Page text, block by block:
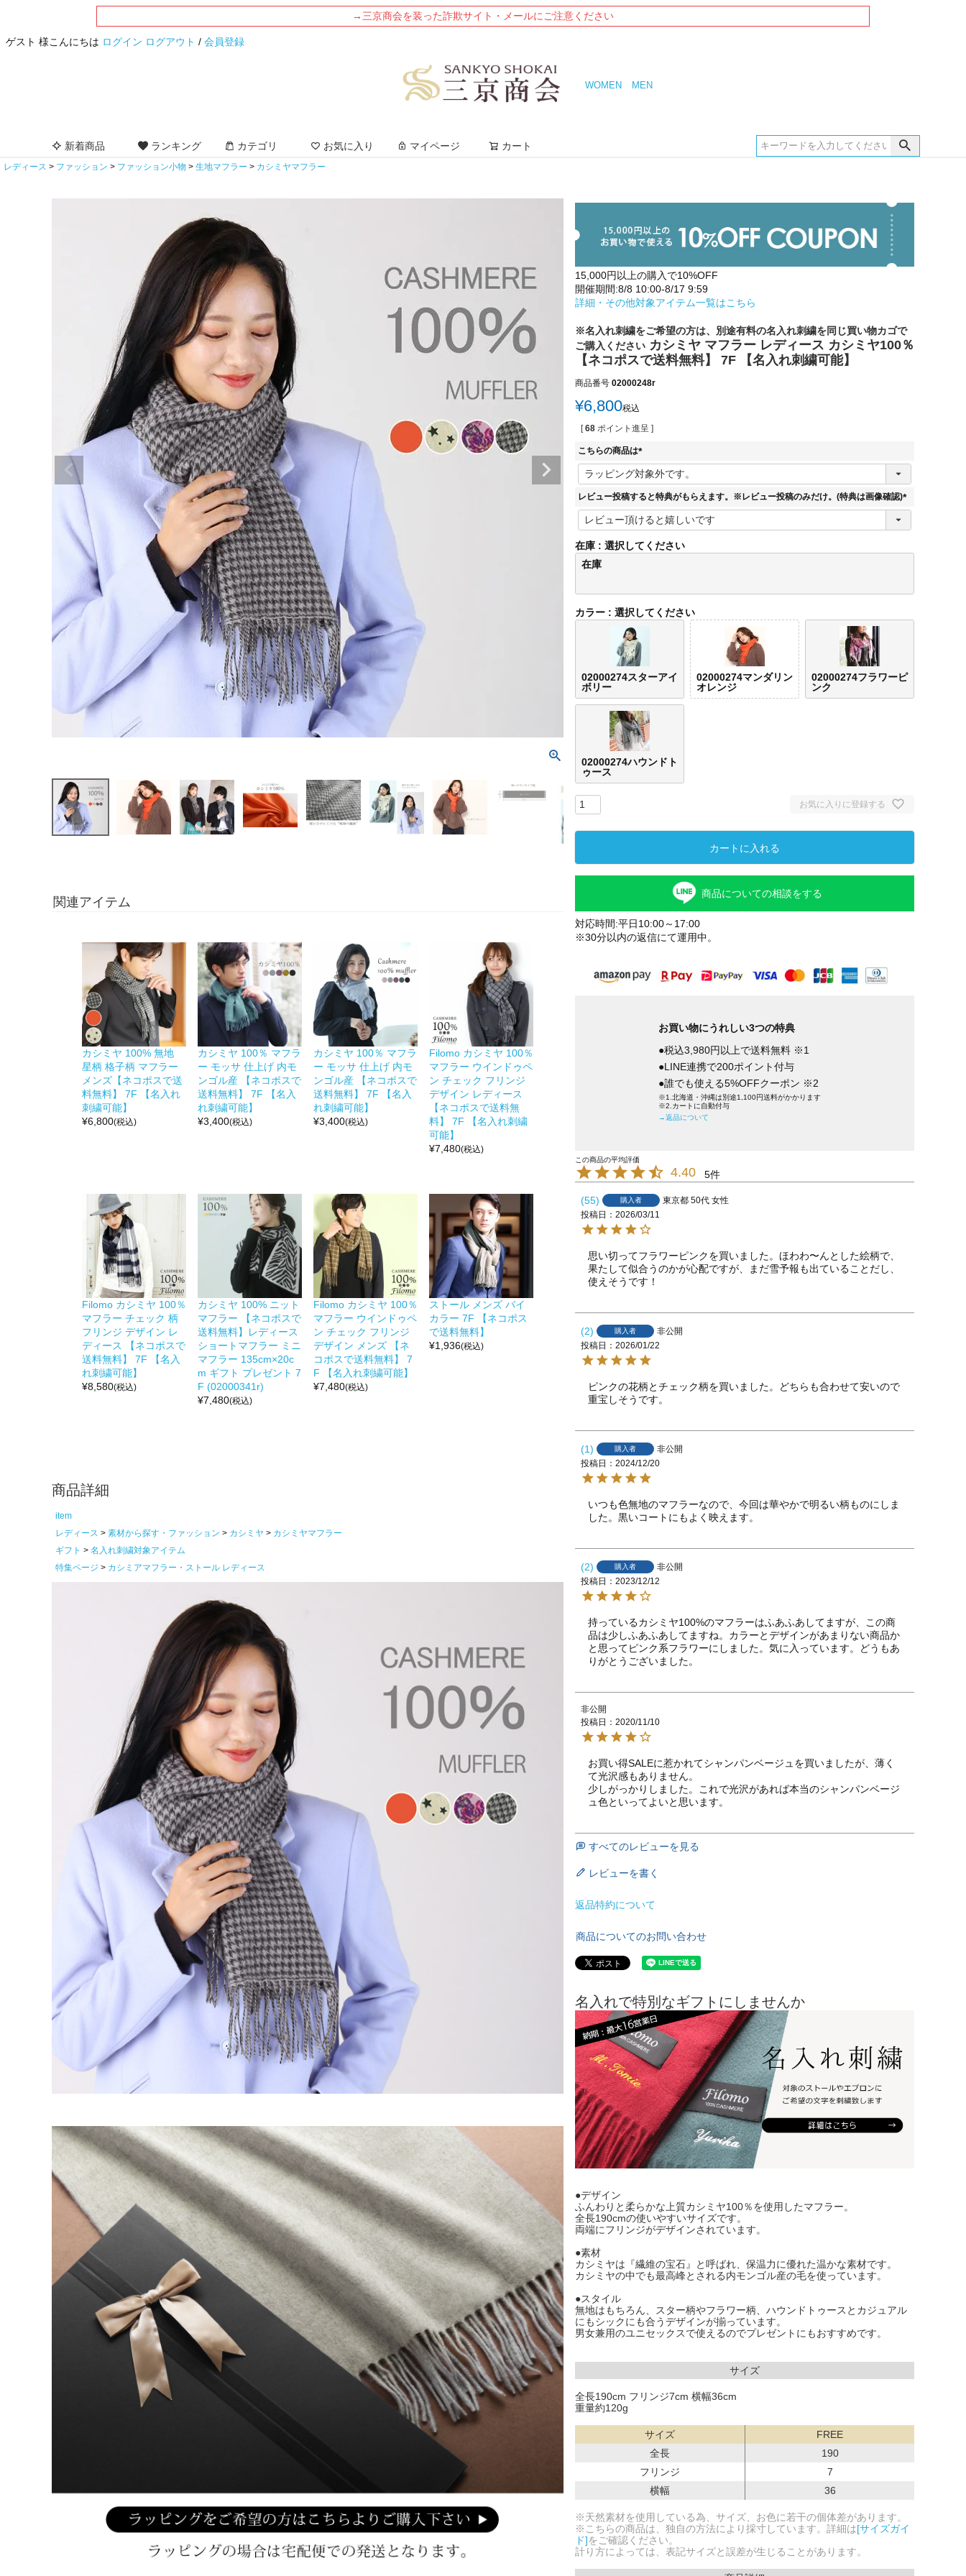
→三京商会を装った詐欺サイト・メールにご注意ください
ゲスト 様こんにちは ログイン ログアウト / 会員登録
WOMEN MEN
新着商品 ランキング カテゴリ お気に入り マイページ カート
レディース ファッション ファッション小物 生地マフラー カシミヤマフラー
関連アイテム
カシミヤ 100% 無地
星柄 格子柄 マフラー
メンズ【ネコポスで送
料無料】 7F 【名入れ
刺繍可能】
¥6,800(税込)
カシミヤ 100％ マフラ
ー モッサ 仕上げ 内モ
ンゴル産 【ネコポスで
送料無料】 7F 【名入
れ刺繍可能】
¥3,400(税込)
カシミヤ 100％ マフラ
ー モッサ 仕上げ 内モ
ンゴル産 【ネコポスで
送料無料】 7F 【名入
れ刺繍可能】
¥3,400(税込)
Filomo カシミヤ 100％
マフラー ウインドゥペ
ン チェック フリンジ
デザイン レディース
【ネコポスで送料無
料】 7F 【名入れ刺繍
可能】
¥7,480(税込)
Filomo カシミヤ 100％
マフラー チェック 柄
フリンジ デザイン レ
ディース 【ネコポスで
送料無料】 7F 【名入
れ刺繍可能】
¥8,580(税込)
カシミヤ 100% ニット
マフラー 【ネコポスで
送料無料】レディース
ショートマフラー ミニ
マフラー 135cm×20c
m ギフト プレゼント 7
F (02000341r)
¥7,480(税込)
Filomo カシミヤ 100％
マフラー ウインドゥペ
ン チェック フリンジ
デザイン メンズ 【ネ
コポスで送料無料】 7
F 【名入れ刺繍可能】
¥7,480(税込)
ストール メンズ バイ
カラー 7F 【ネコポス
で送料無料】
¥1,936(税込)
商品詳細
item
レディース
素材から探す・ファッション カシミヤ
カシミヤマフラー
ギフト
名入れ刺繍対象アイテム
特集ページ
カシミアマフラー・ストール レディース
15,000円以上の購入で10%OFF
開催期間:8/8 10:00-8/17 9:59
詳細・その他対象アイテム一覧はこちら
※名入れ刺繍をご希望の方は、別途有料の名入れ刺繍を同じ買い物カゴで
ご購入ください カシミヤ マフラー レディース カシミヤ100％
【ネコポスで送料無料】 7F 【名入れ刺繍可能】
商品番号 02000248r
¥6,800税込
[ 68 ポイント進呈 ]
こちらの商品は
(
必
須
レビュー投稿すると特典がもらえます。※レビュー投稿のみだけ。(特典は画像確認)
(
)
在庫
選択してください
在庫
カラー 選択してください
02000274スターアイ
ボリー
02000274マンダリン
オレンジ
02000274フラワーピ
ンク
02000274ハウンドト
ゥース
お気に入りに登録する
カートに入れる
商品についての相談をする
対応時間:平日10:00～17:00
※30分以内の返信にて運用中。
お買い物にうれしい3つの特典
●税込3,980円以上で送料無料 ※1
●LINE連携で200ポイント付与
●誰でも使える5%OFFクーポン ※2
※1.北海道・沖縄は別途1,100円送料がかかります
※2.カートに自動付与
→返品について
4.40 5
55 購入者 東京都 50代 女性
投稿日
2026/03/11
思い切ってフラワーピンクを買いました。ほわわ〜んとした絵柄で、
果たして似合うのかが心配ですが、まだ雪予報も出ていることだし、
使えそうです！
2 購入者
非公開
投稿日
2026/01/22
ピンクの花柄とチェック柄を買いました。どちらも合わせて安いので
重宝しそうです。
1 購入者
非公開
投稿日
2024/12/20
いつも色無地のマフラーなので、今回は華やかで明るい柄ものにしま
した。黒いコートにもよく映えます。
2 購入者
非公開
投稿日
2023/12/12
持っているカシミヤ100%のマフラーはふあふあしてますが、この商
品は少しふあふあしてますね。カラーとデザインがあまりない商品か
と思ってピンク系フラワーにしました。気に入っています。どうもあ
りがとうございました。
非公開
投稿日
2020/11/10
お買い得SALEに惹かれてシャンパンベージュを買いましたが、薄く
て光沢感もありません。
少しがっかりしました。これで光沢があれば本当のシャンパンベージ
ュ色といってよいと思います。
すべてのレビューを見る
レビューを書く
返品特約について
商品についてのお問い合わせ
名入れで特別なギフトにしませんか
●デザイン
ふんわりと柔らかな上質カシミヤ100％を使用したマフラー。
全長190cmの使いやすいサイズです。
両端にフリンジがデザインされています。
●素材
カシミヤは『繊維の宝石』と呼ばれ、保温力に優れた温かな素材です。
カシミヤの中でも最高峰とされる内モンゴル産の毛を使っています。
●スタイル
無地はもちろん、スター柄やフラワー柄、ハウンドトゥースとカジュアル
にもシックにも合うデザインが揃っています。
男女兼用のユニセックスで使えるのでプレゼントにもおすすめです。
サイズ
全長190cm フリンジ7cm 横幅36cm
重量約120g
サイズ
FREE
全長
190
フリンジ
7
横幅
36
※天然素材を使用している為、サイズ、お色に若干の個体差があります。
※こちらの商品は、独自の方法により採寸しています。詳細は[サイズガイ
ド]をご確認ください。
計り方によっては、表記サイズと誤差が生じることがあります。